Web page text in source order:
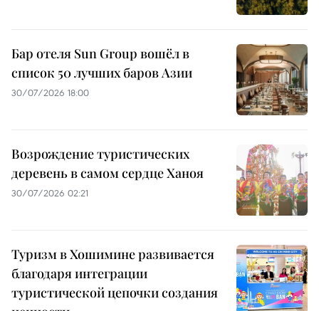
Бар отеля Sun Group вошёл в
список 50 лучших баров Азии
30/07/2026 18:00
Возрождение туристических
деревень в самом сердце Ханоя
30/07/2026 02:21
Туризм в Хошимине развивается
благодаря интеграции
туристической цепочки создания